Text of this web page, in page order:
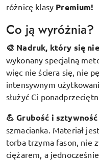
różnicę klasy Premium!
Co ją wyróżnia?
🎨 Nadruk, który się
wykonany specjalną
więc nie ściera się, nie
intensywnym
służyć Ci
💪 Grubość i
szmacianka. Materiał
torba trzyma fason, nie
ciężarem, a